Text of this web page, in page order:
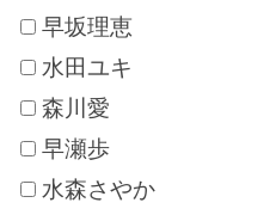
早坂理恵
水田ユキ
森川愛
早瀬歩
水森さやか